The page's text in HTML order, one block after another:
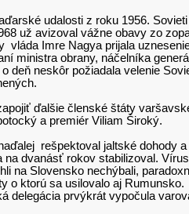
udalosti z roku 1956.
už avizoval vážne obavy zo
Imre Nagya prijala
ministra obrany, náčelníka
neskôr požiadala velenie
ďalšie členské štáty
a premiér Viliam Široký.
rešpektoval jaltské dohody
dvanásť rokov stabilizoval.
na Slovensko nechýbali,
ktorú sa usilovalo aj
prvýkrát vypočula